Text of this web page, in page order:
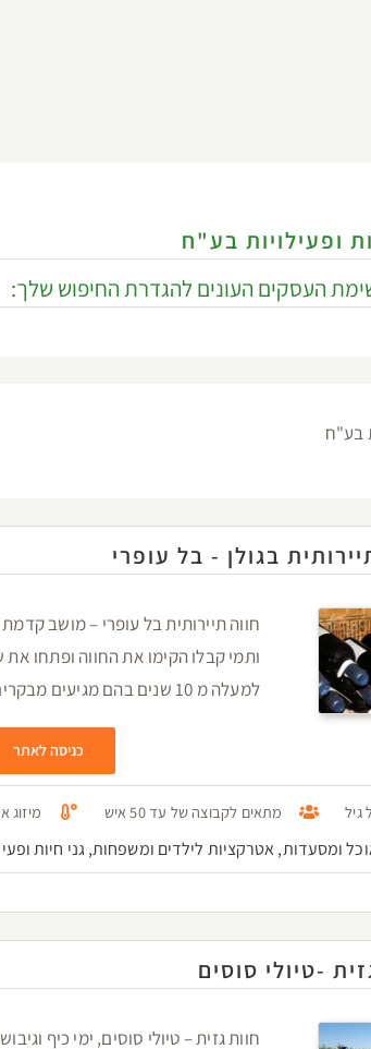
ופעילויות בע"ח
העסקים העונים להגדרת החיפוש שלך:
בע"ח
בגולן - בל עופרי
חווה תיירותית בל עופרי – מושב
ותמי קבלו הקימו את החווה ופתחו
למעלה מ 10 שנים בהם מגיעים מבקרים רבים הנהנים מאירוח
כניסה לאתר
גיל מתאים לקבוצה של עד 50 איש מיזוג
ומסעדות, אטרקציות לילדים ומשפחות, גני חיות
-טיולי סוסים
חוות גזית – טיולי סוסים, ימי כיף